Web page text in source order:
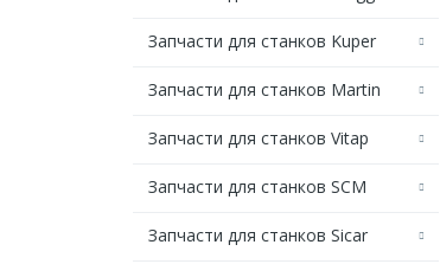
Запчасти для станков Kuper
Запчасти для станков Martin
Запчасти для станков Vitap
Запчасти для станков SCM
Запчасти для станков Sicar